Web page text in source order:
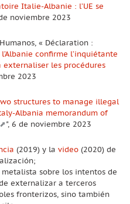
Italie-Albanie : l’UE se
noviembre 2023
« Déclaration :
confirme l’inquiétante
les procédures
2023
structures to manage illegal
Albania memorandum of
", 6 de noviembre 2023
(2019) y la video (2020) de
metalista sobre los intentos de
externalizar a terceros
fronterizos, sino también